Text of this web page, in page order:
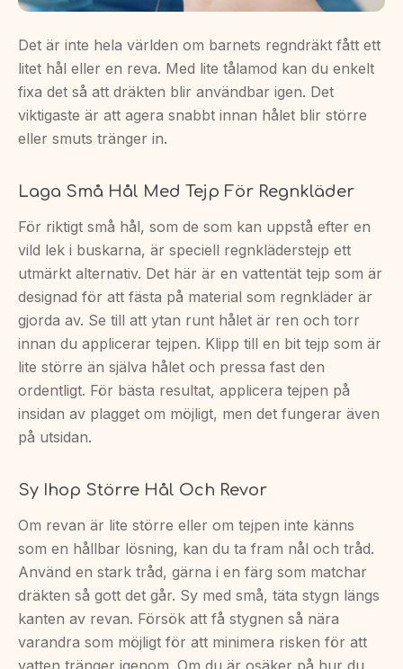
Det är inte hela världen om barnets regndräkt fått ett
litet hål eller en reva. Med lite tålamod kan du enkelt
fixa det så att dräkten blir användbar igen. Det
viktigaste är att agera snabbt innan hålet blir större
eller smuts tränger in.
Laga Små Hål Med Tejp För Regnkläder
För riktigt små hål, som de som kan uppstå efter en
vild lek i buskarna, är speciell regnkläderstejp ett
utmärkt alternativ. Det här är en vattentät tejp som är
designad för att fästa på material som regnkläder är
gjorda av. Se till att ytan runt hålet är ren och torr
innan du applicerar tejpen. Klipp till en bit tejp som är
lite större än själva hålet och pressa fast den
ordentligt. För bästa resultat, applicera tejpen på
insidan av plagget om möjligt, men det fungerar även
på utsidan.
Sy Ihop Större Hål Och Revor
Om revan är lite större eller om tejpen inte känns
som en hållbar lösning, kan du ta fram nål och tråd.
Använd en stark tråd, gärna i en färg som matchar
dräkten så gott det går. Sy med små, täta stygn längs
kanten av revan. Försök att få stygnen så nära
varandra som möjligt för att minimera risken för att
vatten tränger igenom. Om du är osäker på hur du